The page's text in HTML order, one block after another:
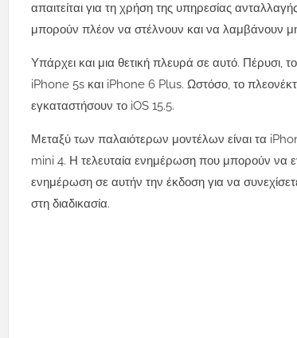
απαιτείται για τη χρήση της υπηρεσίας
μπορούν πλέον να στέλνουν και να λαμβάνουν
Υπάρχει και μια θετική πλευρά σε αυτό. Πέρυσι,
iPhone 5s και iPhone 6 Plus. Ωστόσο, το
εγκαταστήσουν το iOS 15.5.
Μεταξύ των παλαιότερων μοντέλων είναι τα
mini 4. Η τελευταία ενημέρωση που μπορούν να
ενημέρωση σε αυτήν την έκδοση για να
στη διαδικασία.